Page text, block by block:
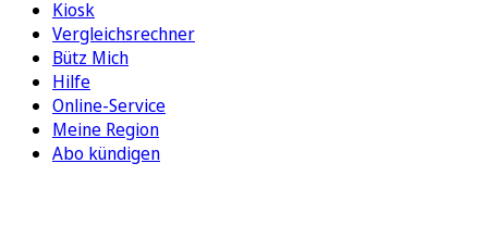
Kiosk
Vergleichsrechner
Bütz Mich
Hilfe
Online-Service
Meine Region
Abo kündigen